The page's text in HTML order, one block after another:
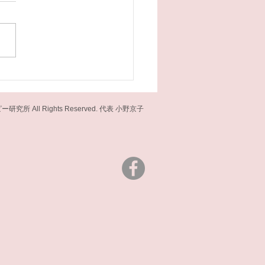
愛しむ〜」（オンライ
気持ちを探求し、日常に持
るように小さなチャームを
研究所 All Rights Reserved. 代表 小野京子